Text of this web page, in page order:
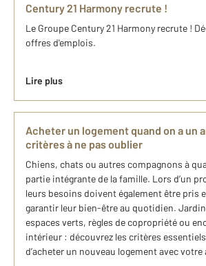
Century 21 Harmony recrute !
Le Groupe Century 21 Harmony recrute !
offres d'emplois.
Lire plus
Acheter un logement quand on a un
critères à ne pas oublier
Chiens, chats ou autres compagnons à
partie intégrante de la famille. Lors d’un
leurs besoins doivent également être pris
garantir leur bien-être au quotidien.
espaces verts, règles de copropriété ou
intérieur : découvrez les critères
d’acheter un nouveau logement avec votre